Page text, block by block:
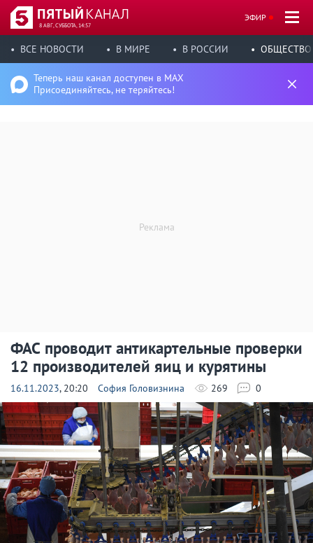
8 АВГ, СУББОТА, 14:57
ЭФИР
ВСЕ НОВОСТИ В МИРЕ В РОССИИ ОБЩЕСТВО
Теперь наш канал доступен в MAX
Присоединяйтесь, не теряйтесь!
ФАС проводит антикартельные проверки
12 производителей яиц и курятины
16.11.2023, 20:20 София Головизнина 269 0